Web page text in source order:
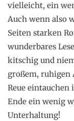
vielleicht, ein
Auch wenn also
Seiten starken
wunderbares
kitschig und
großem, ruhigen
Reue eintauchen
Ende ein wenig
Unterhaltung!